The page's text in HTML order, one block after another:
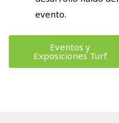
evento.
Eventos y
Exposiciones Turf